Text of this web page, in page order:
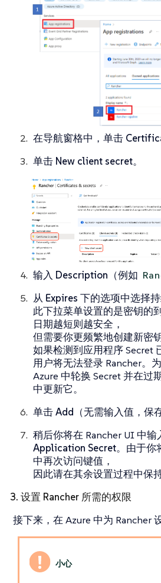
在导航窗格中，单击
单击 New client secret。
输入 Description （例如
从 Expires 下的选项中选择持
此下拉菜单设置的是密钥的
日期越短则越安全，
但需要你更频繁地创建新密
如果检测到应用程序 Secret
用户将无法登录 Rancher。
Azure 中轮换 Secret 并在过
中更新它。
单击Add （无需输入值，保
稍后你将在 Rancher UI 中
Application Secret。由于你
中再次访问键值，
因此请在其余设置过程中保
3. 设置 Rancher 所需的权限
接下来，在 Azure 中为 Rancher